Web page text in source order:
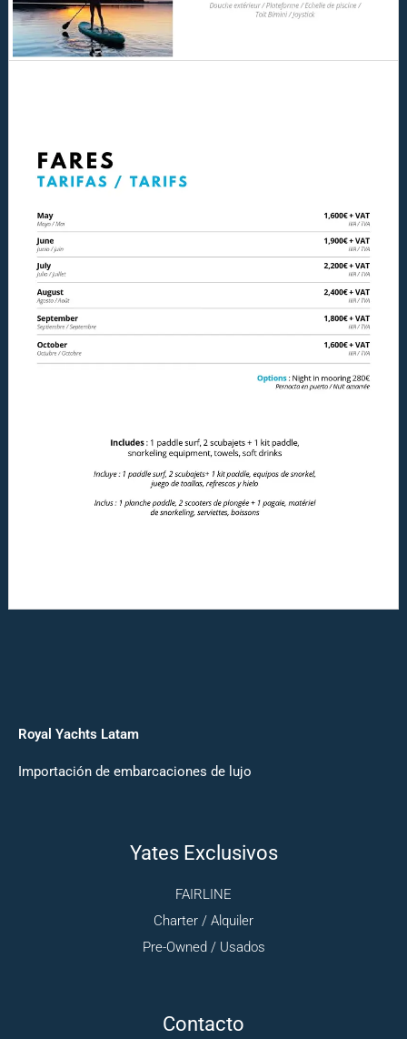
Royal Yachts Latam
Importación de embarcaciones de lujo
Yates Exclusivos
FAIRLINE
Charter / Alquiler
Pre-Owned / Usados
Contacto